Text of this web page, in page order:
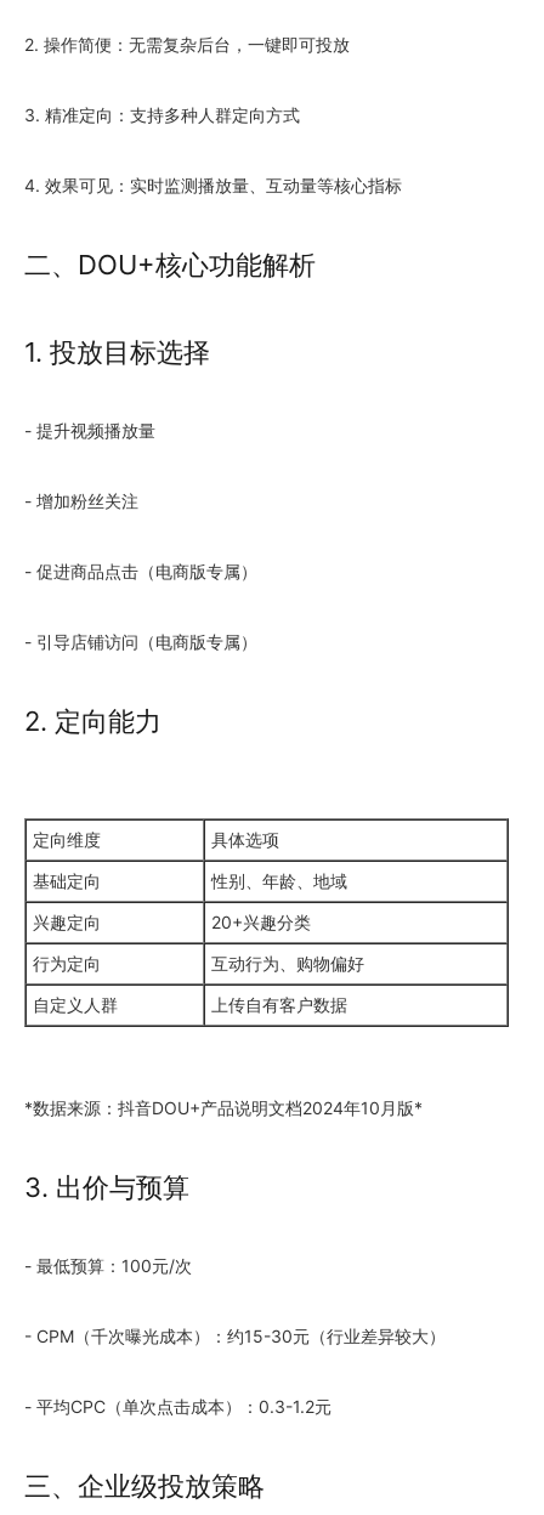
2. 操作简便：无需复杂后台，一键即可投放
3. 精准定向：支持多种人群定向方式
4. 效果可见：实时监测播放量、互动量等核心指标
二、DOU+核心功能解析
1. 投放目标选择
- 提升视频播放量
- 增加粉丝关注
- 促进商品点击（电商版专属）
- 引导店铺访问（电商版专属）
2. 定向能力
定向维度
具体选项
基础定向
性别、年龄、地域
兴趣定向
20+兴趣分类
行为定向
互动行为、购物偏好
自定义人群
上传自有客户数据
*数据来源：抖音DOU+产品说明文档2024年10月版*
3. 出价与预算
- 最低预算：100元/次
- CPM（千次曝光成本）：约15-30元（行业差异较大）
- 平均CPC（单次点击成本）：0.3-1.2元
三、企业级投放策略